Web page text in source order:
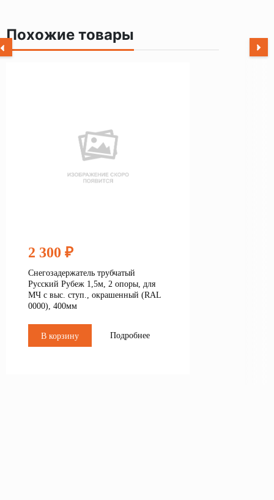
Похожие товары
2 300 ₽
Снегозадержатель трубчатый
Русский Рубеж 1,5м, 2 опоры, для
МЧ с выс. ступ., окрашенный (RAL
0000), 400мм
В корзину Подробнее